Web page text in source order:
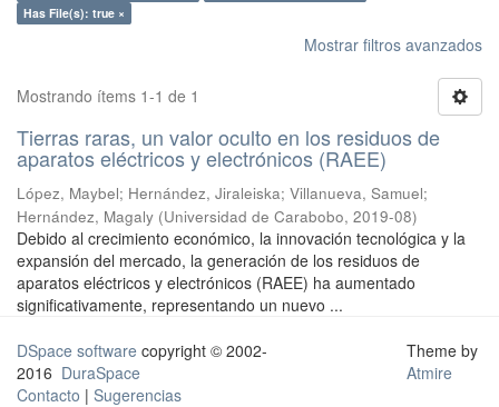
Has File(s): true ×
Mostrar filtros avanzados
Mostrando ítems 1-1 de 1
Tierras raras, un valor oculto en los residuos de
aparatos eléctricos y electrónicos (RAEE)
López, Maybel; Hernández, Jiraleiska; Villanueva, Samuel;
Hernández, Magaly (Universidad de Carabobo, 2019-08)
Debido al crecimiento económico, la innovación tecnológica y la
expansión del mercado, la generación de los residuos de
aparatos eléctricos y electrónicos (RAEE) ha aumentado
significativamente, representando un nuevo ...
DSpace software copyright © 2002-
2016 DuraSpace
Contacto | Sugerencias
Theme by
Atmire